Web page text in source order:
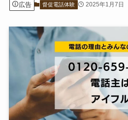
広告 督促電話体験 2025年1月7日